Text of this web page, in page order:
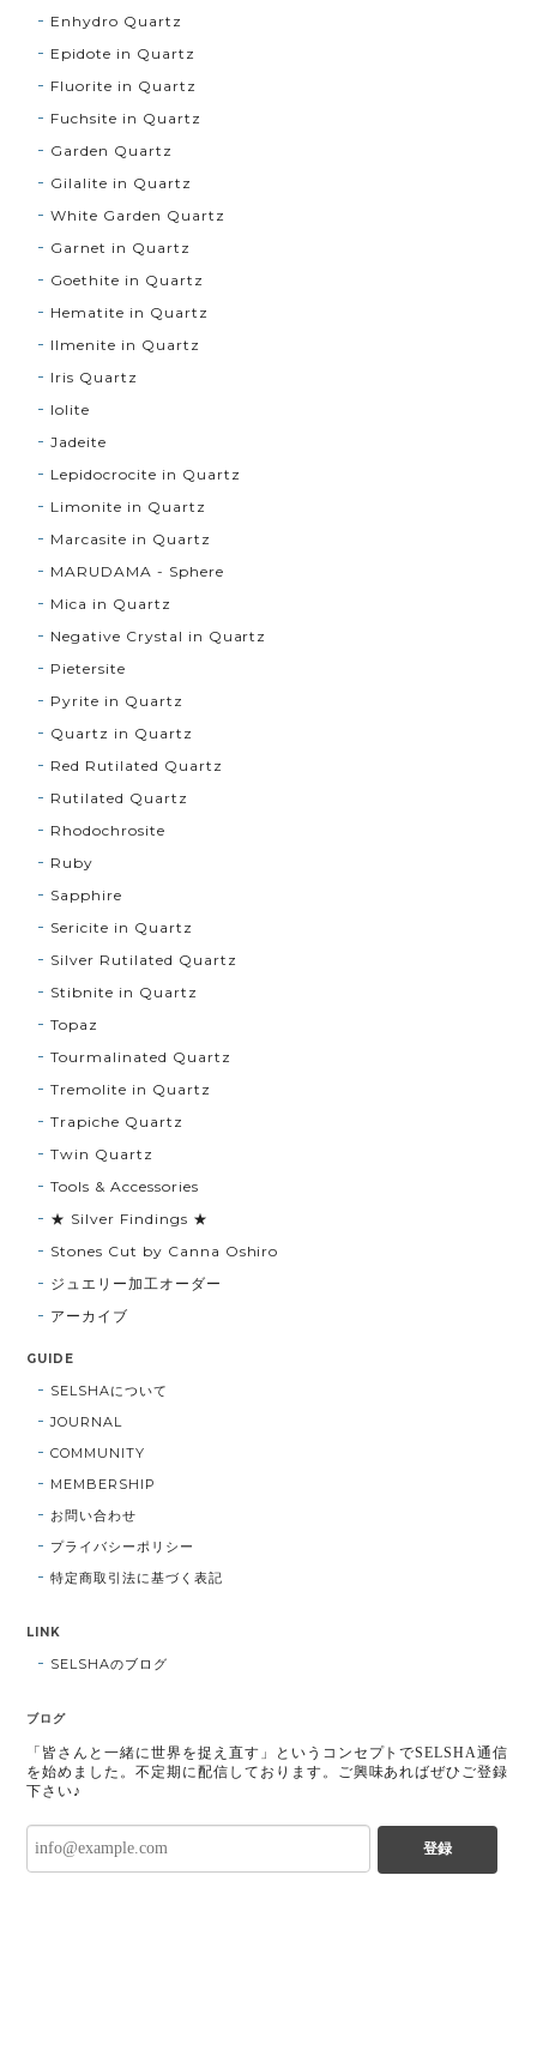
Enhydro Quartz
Epidote in Quartz
Fluorite in Quartz
Fuchsite in Quartz
Garden Quartz
Gilalite in Quartz
White Garden Quartz
Garnet in Quartz
Goethite in Quartz
Hematite in Quartz
Ilmenite in Quartz
Iris Quartz
Iolite
Jadeite
Lepidocrocite in Quartz
Limonite in Quartz
Marcasite in Quartz
MARUDAMA - Sphere
Mica in Quartz
Negative Crystal in Quartz
Pietersite
Pyrite in Quartz
Quartz in Quartz
Red Rutilated Quartz
Rutilated Quartz
Rhodochrosite
Ruby
Sapphire
Sericite in Quartz
Silver Rutilated Quartz
Stibnite in Quartz
Topaz
Tourmalinated Quartz
Tremolite in Quartz
Trapiche Quartz
Twin Quartz
Tools & Accessories
★ Silver Findings ★
Stones Cut by Canna Oshiro
ジュエリー加工オーダー
アーカイブ
GUIDE
SELSHAについて
JOURNAL
COMMUNITY
MEMBERSHIP
お問い合わせ
プライバシーポリシー
特定商取引法に基づく表記
LINK
SELSHAのブログ
ブログ
「皆さんと一緒に世界を捉え直す」というコンセプトでSELSHA通信
を始めました。不定期に配信しております。ご興味あればぜひご登録
下さい♪
登録